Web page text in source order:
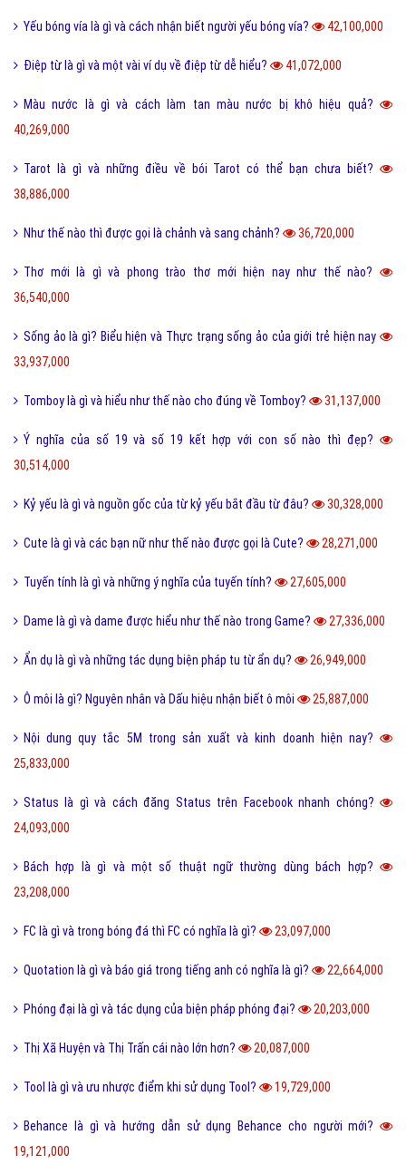
Yếu bóng vía là gì và cách nhận biết người yếu bóng vía? 42,100,000
Điệp từ là gì và một vài ví dụ về điệp từ dễ hiểu? 41,072,000
Màu nước là gì và cách làm tan màu nước bị khô hiệu quả?
40,269,000
Tarot là gì và những điều về bói Tarot có thể bạn chưa biết?
38,886,000
Như thế nào thì được gọi là chảnh và sang chảnh? 36,720,000
Thơ mới là gì và phong trào thơ mới hiện nay như thế nào?
36,540,000
Sống ảo là gì? Biểu hiện và Thực trạng sống ảo của giới trẻ hiện nay
33,937,000
Tomboy là gì và hiểu như thế nào cho đúng về Tomboy? 31,137,000
Ý nghĩa của số 19 và số 19 kết hợp với con số nào thì đẹp?
30,514,000
Kỷ yếu là gì và nguồn gốc của từ kỷ yếu bắt đầu từ đâu? 30,328,000
Cute là gì và các bạn nữ như thế nào được gọi là Cute? 28,271,000
Tuyến tính là gì và những ý nghĩa của tuyến tính? 27,605,000
Dame là gì và dame được hiểu như thế nào trong Game? 27,336,000
Ẩn dụ là gì và những tác dụng biện pháp tu từ ẩn dụ? 26,949,000
Ô môi là gì? Nguyên nhân và Dấu hiệu nhận biết ô môi 25,887,000
Nội dung quy tắc 5M trong sản xuất và kinh doanh hiện nay?
25,833,000
Status là gì và cách đăng Status trên Facebook nhanh chóng?
24,093,000
Bách hợp là gì và một số thuật ngữ thường dùng bách hợp?
23,208,000
FC là gì và trong bóng đá thì FC có nghĩa là gì? 23,097,000
Quotation là gì và báo giá trong tiếng anh có nghĩa là gì? 22,664,000
Phóng đại là gì và tác dụng của biện pháp phóng đại? 20,203,000
Thị Xã Huyện và Thị Trấn cái nào lớn hơn? 20,087,000
Tool là gì và ưu nhược điểm khi sử dụng Tool? 19,729,000
Behance là gì và hướng dẫn sử dụng Behance cho người mới?
19,121,000